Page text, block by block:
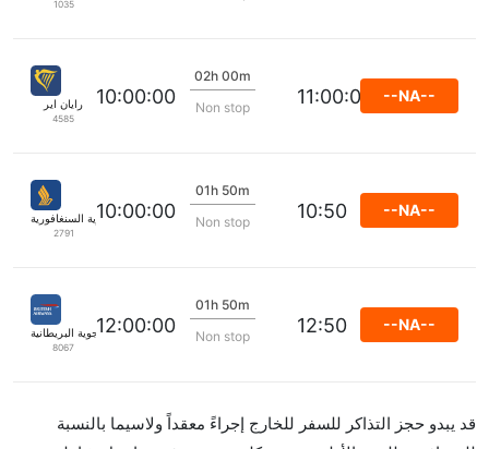
1035
رايان اير
4585
10:00:00
02h 00m
Non stop
11:00:00 --NA--
الخطوط الجوية السنغافورية
2791
10:00:00
01h 50m
Non stop
10:50 --NA--
الخطوط الجوية البريطانية
8067
12:00:00
01h 50m
Non stop
12:50 --NA--
قد يبدو حجز التذاكر للسفر للخارج إجراءً معقداً ولاسيما بالنسبة